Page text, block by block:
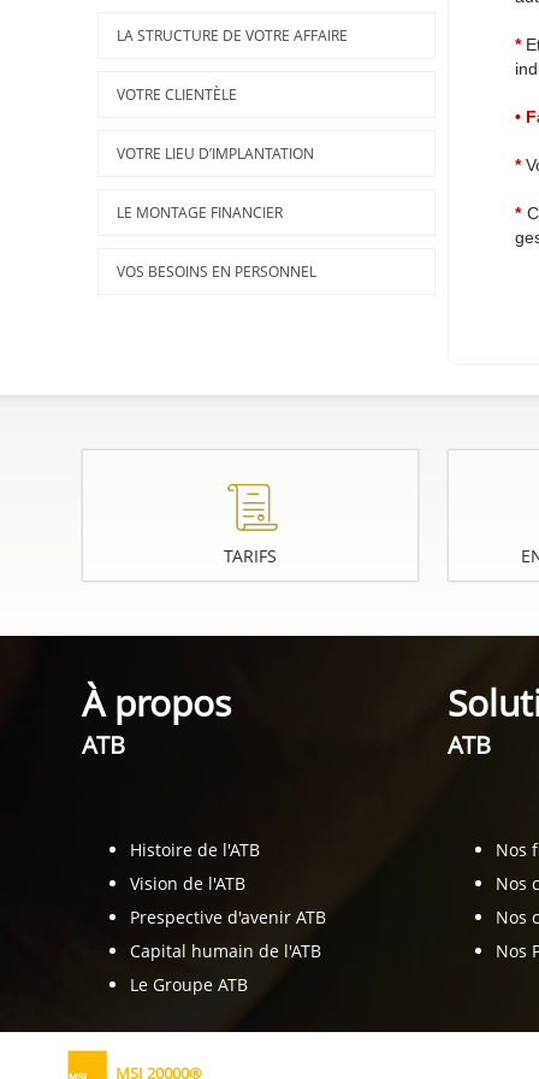
LA STRUCTURE DE VOTRE AFFAIRE
VOTRE CLIENTÈLE
VOTRE LIEU D’IMPLANTATION
LE MONTAGE FINANCIER
VOS BESOINS EN PERSONNEL
*
•
*
*
TARIFS
À propos
ATB
Histoire de l'ATB
Vision de l'ATB
Prespective d'avenir ATB
Capital humain de l'ATB
Le Groupe ATB
ATB
Nos
Nos
Nos
Nos
MSI 20000®